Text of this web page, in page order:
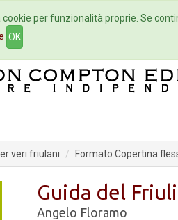
Autori Eventi
veri friulani Formato Copertina
Guida del
Angelo Floramo
per funzionalità proprie. Se
OK